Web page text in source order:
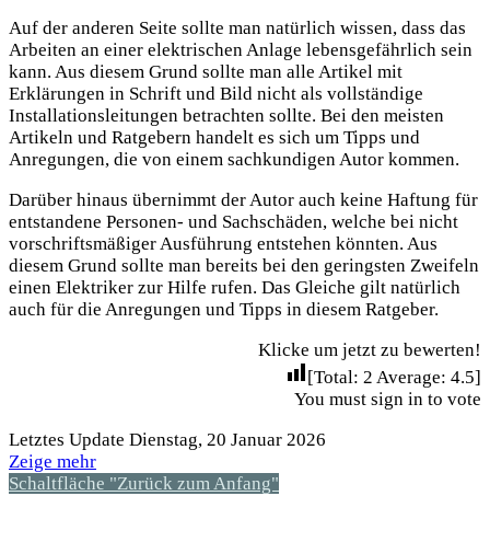
Auf der anderen Seite sollte man natürlich wissen, dass das
Arbeiten an einer elektrischen Anlage lebensgefährlich sein
kann. Aus diesem Grund sollte man alle Artikel mit
Erklärungen in Schrift und Bild nicht als vollständige
Installationsleitungen betrachten sollte. Bei den meisten
Artikeln und Ratgebern handelt es sich um Tipps und
Anregungen, die von einem sachkundigen Autor kommen.
Darüber hinaus übernimmt der Autor auch keine Haftung für
entstandene Personen- und Sachschäden, welche bei nicht
vorschriftsmäßiger Ausführung entstehen könnten. Aus
diesem Grund sollte man bereits bei den geringsten Zweifeln
einen Elektriker zur Hilfe rufen. Das Gleiche gilt natürlich
auch für die Anregungen und Tipps in diesem Ratgeber.
Klicke um jetzt zu bewerten!
[Total: 2 Average: 4.5]
You must sign in to vote
Letztes Update Dienstag, 20 Januar 2026
Zeige mehr
Schaltfläche "Zurück zum Anfang"